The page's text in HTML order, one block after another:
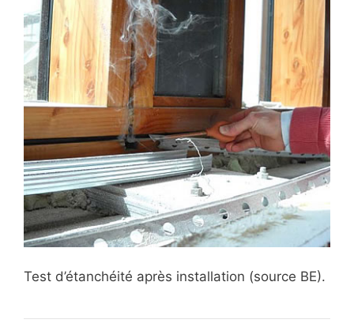
Test d’étanchéité après installation (source BE).